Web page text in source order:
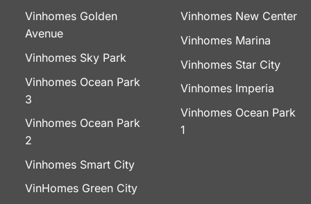
Vinhomes Golden
Avenue
Vinhomes Sky Park
Vinhomes Ocean Park
3
Vinhomes Ocean Park
2
Vinhomes Smart City
VinHomes Green City
Vinhomes New Center
Vinhomes Marina
Vinhomes Star City
Vinhomes Imperia
Vinhomes Ocean Park
1